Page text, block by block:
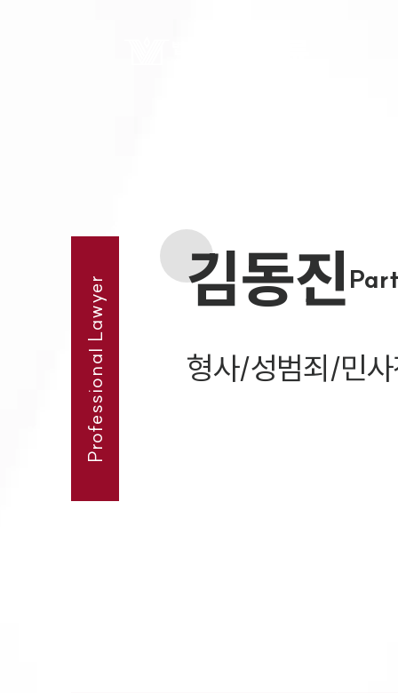
Professional Lawyer 김동진
형사/성범죄/민